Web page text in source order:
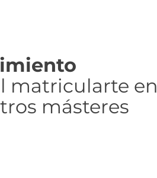
matricularte en
másteres